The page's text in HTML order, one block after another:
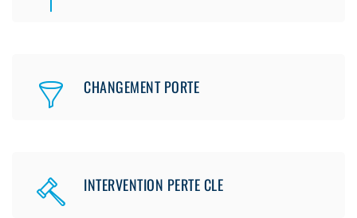
CHANGEMENT PORTE
INTERVENTION PERTE CLE